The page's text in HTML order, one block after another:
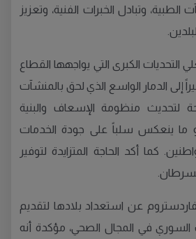
وتبادل الخبرات الفنية، وتعزيز
التحديات الكبرى التي يواجهها القطاع
إلى الدمار الواسع الذي لحق بالمنشآت
لتحديث منظومة الإسعاف والبنية
ما ينعكس سلباً على جودة الخدمات
كما أكد الحاجة المتزايدة لتوفير
عن استعداد بلادها لتقديم
في المجال الصحي، مؤكدة أنه